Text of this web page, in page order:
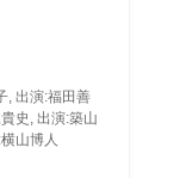
, 出演:福田善
史, 出演:築山
山博人